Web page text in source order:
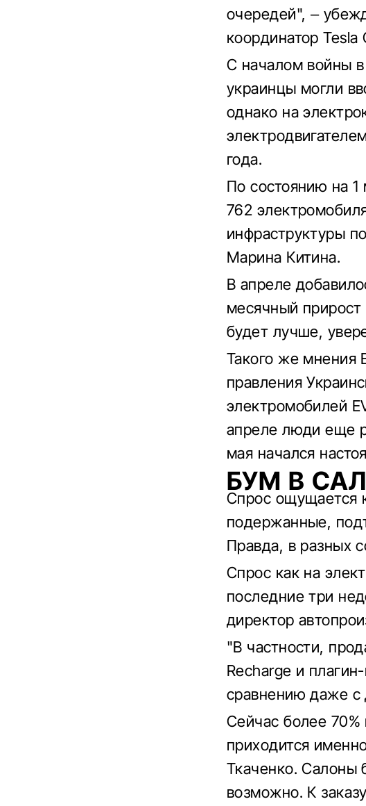
очередей", –
координатор
С началом войны
украинцы могли
однако на
года.
По состоянию на 1
762
инфраструктуры
Марина Китина.
В апреле
месячный прирост
будет лучше,
Такого же мнения
правления
электромобилей
апреле люди еще
мая начался
БУМ В
Спрос ощущается
подержанные,
Правда, в разных
Спрос как на
последние три
директор
"В частности,
Recharge и
сравнению даже
Сейчас более
приходится
Ткаченко. Салоны
возможно. К